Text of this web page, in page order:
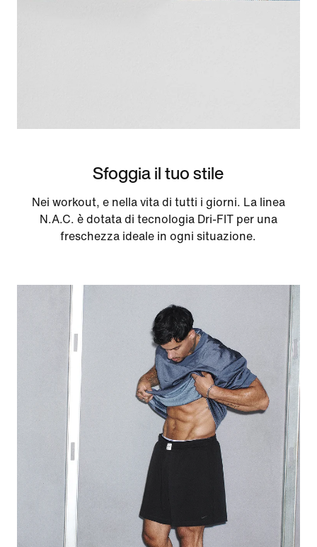
Sfoggia il tuo stile
Nei workout, e nella vita di tutti i giorni. La linea
N.A.C. è dotata di tecnologia Dri-FIT per una
freschezza ideale in ogni situazione.